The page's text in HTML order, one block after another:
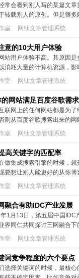
会看到别人写的某篇文章
转载别人的原创。但是很
室 网钛文章管理系统
意的10大用户体验
用户体验不高。其原因是
消耗大量的计算机资源
室 网钛文章管理系统
网站满足百度谷歌需求
网上的任何网站都是为了
则从百度谷歌搜索出来的
室 网钛文章管理系统
高关键字的匹配率
集成搜索引擎的时候，就
要想让别人能更好的从你
室 网钛文章管理系统
融合有助IDC产业发展
13日，第五届中国IDC产
界同仁共同探讨三网融合下
室 网钛文章管理系统
词竞争程度的六个要点
择关键词的时候，最核心